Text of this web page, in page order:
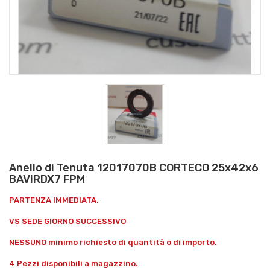
Anello di Tenuta 12017070B CORTECO 25x42x6
BAVIRDX7 FPM
PARTENZA IMMEDIATA.
VS SEDE GIORNO SUCCESSIVO
NESSUNO minimo richiesto di quantità o di importo.
4 Pezzi disponibili a magazzino.